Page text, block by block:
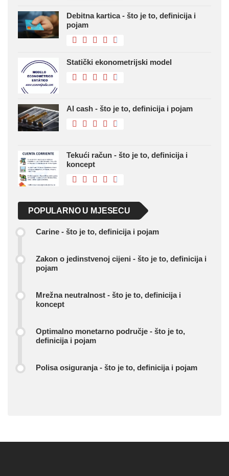
Debitna kartica - što je to, definicija i
pojam
Statički ekonometrijski model
Al cash - što je to, definicija i pojam
Tekući račun - što je to, definicija i
koncept
POPULARNO U MJESECU
Carine - što je to, definicija i pojam
Zakon o jedinstvenoj cijeni - što je to, definicija i
pojam
Mrežna neutralnost - što je to, definicija i
koncept
Optimalno monetarno područje - što je to,
definicija i pojam
Polisa osiguranja - što je to, definicija i pojam